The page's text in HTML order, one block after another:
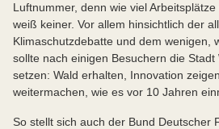
Luftnummer, denn wie viel
weiß keiner. Vor allem hinsichtlich der
Klimaschutzdebatte und dem wenigen,
sollte nach einigen Besuchern die
setzen: Wald erhalten, Innovation
weitermachen, wie es vor 10 Jahren
So stellt sich auch der Bund Deutscher